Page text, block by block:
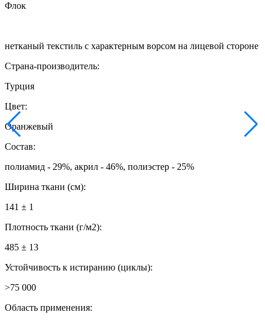
Флок
нетканый текстиль с характерным ворсом на лицевой стороне
Страна-производитель:
Турция
Цвет:
Оранжевый
Состав:
полиамид - 29%, акрил - 46%, полиэстер - 25%
Ширина ткани (см):
141 ± 1
Плотность ткани (г/м2):
485 ± 13
Устойчивость к истиранию (циклы):
>75 000
Область применения: